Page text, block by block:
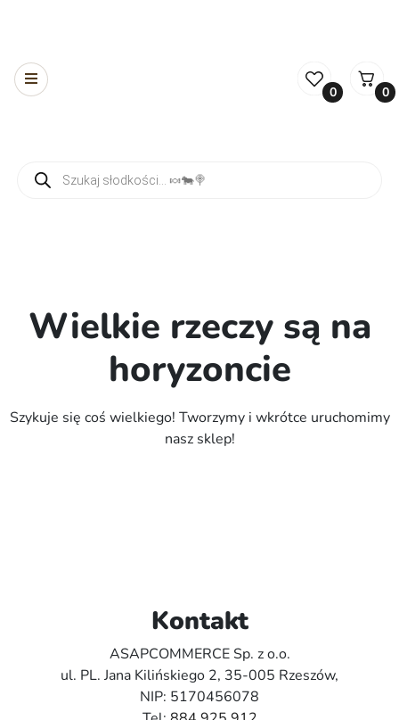
0 0
Wielkie rzeczy są na
horyzoncie
Szykuje się coś wielkiego! Tworzymy i wkrótce uruchomimy
nasz sklep!
Kontakt
ASAPCOMMERCE Sp. z o.o.
ul. PL. Jana Kilińskiego 2, 35-005 Rzeszów,
NIP: 5170456078